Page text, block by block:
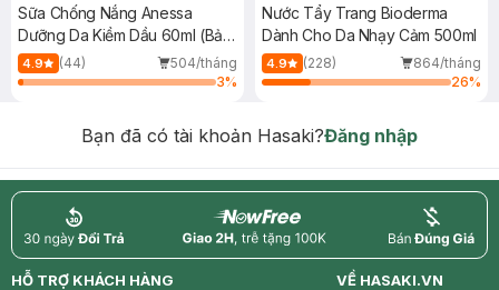
Sữa Chống Nắng Anessa
Dưỡng Da Kiềm Dầu 60ml (Bản
Mới)
4.9 (44)
504/tháng
3%
Nước Tẩy Trang Bioderma
Dành Cho Da Nhạy Cảm 500ml
4.9 (228)
864/tháng
26%
Bạn đã có tài khoản Hasaki?Đăng nhập
return nowfree price
HỖ TRỢ KHÁCH HÀNG
VỀ HASAKI.VN